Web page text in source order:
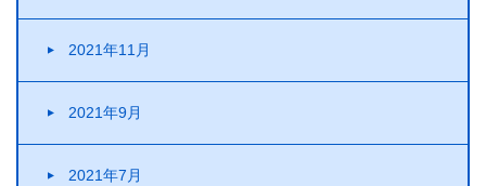
2021年11月
2021年9月
2021年7月